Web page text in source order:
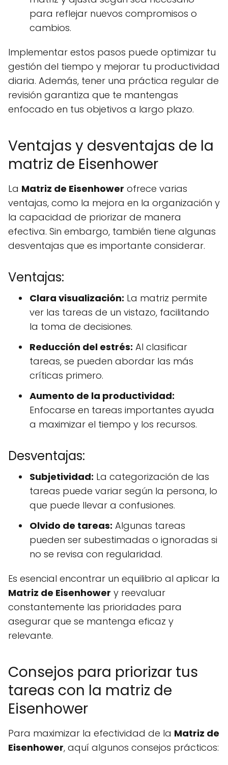
para reflejar nuevos compromisos o
cambios.
Implementar estos pasos puede optimizar tu
gestión del tiempo y mejorar tu productividad
diaria. Además, tener una práctica regular de
revisión garantiza que te mantengas
enfocado en tus objetivos a largo plazo.
Ventajas y desventajas de la
matriz de Eisenhower
La Matriz de Eisenhower ofrece varias
ventajas, como la mejora en la organización y
la capacidad de priorizar de manera
efectiva. Sin embargo, también tiene algunas
desventajas que es importante considerar.
Ventajas:
Clara visualización: La matriz permite
ver las tareas de un vistazo, facilitando
la toma de decisiones.
Reducción del estrés: Al clasificar
tareas, se pueden abordar las más
críticas primero.
Aumento de la productividad:
Enfocarse en tareas importantes ayuda
a maximizar el tiempo y los recursos.
Desventajas:
Subjetividad: La categorización de las
tareas puede variar según la persona, lo
que puede llevar a confusiones.
Olvido de tareas: Algunas tareas
pueden ser subestimadas o ignoradas si
no se revisa con regularidad.
Es esencial encontrar un equilibrio al aplicar la
Matriz de Eisenhower y reevaluar
constantemente las prioridades para
asegurar que se mantenga eficaz y
relevante.
Consejos para priorizar tus
tareas con la matriz de
Eisenhower
Para maximizar la efectividad de la Matriz de
Eisenhower, aquí algunos consejos prácticos: